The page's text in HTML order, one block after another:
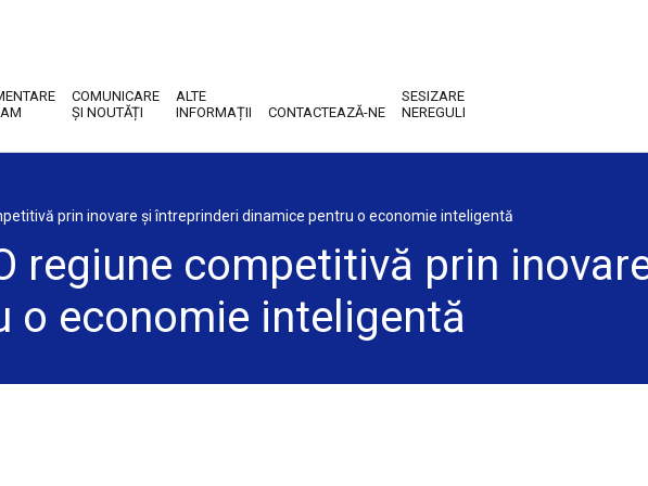
COMUNICARE
ȘI NOUTĂȚI
ALTE
INFORMAȚII
CONTACTEAZĂ-NE
SESIZARE
NEREGULI
prin inovare și întreprinderi dinamice pentru o economie inteligentă
regiune competitivă prin
o economie inteligentă